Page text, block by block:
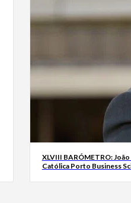
XLVIII BARÓMETRO: João
Católica Porto Business